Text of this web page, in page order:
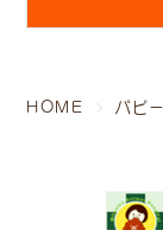
HOME パピ